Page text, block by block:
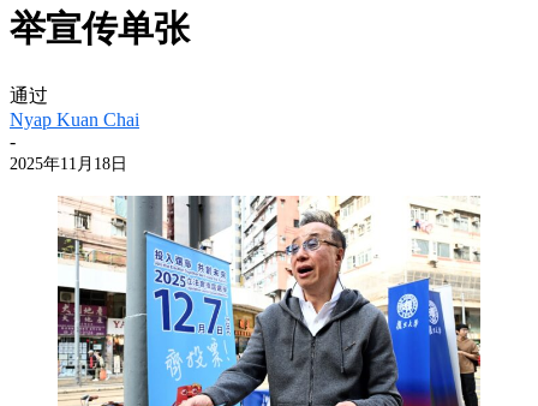
举宣传单张
通过
Nyap Kuan Chai
-
2025年11月18日